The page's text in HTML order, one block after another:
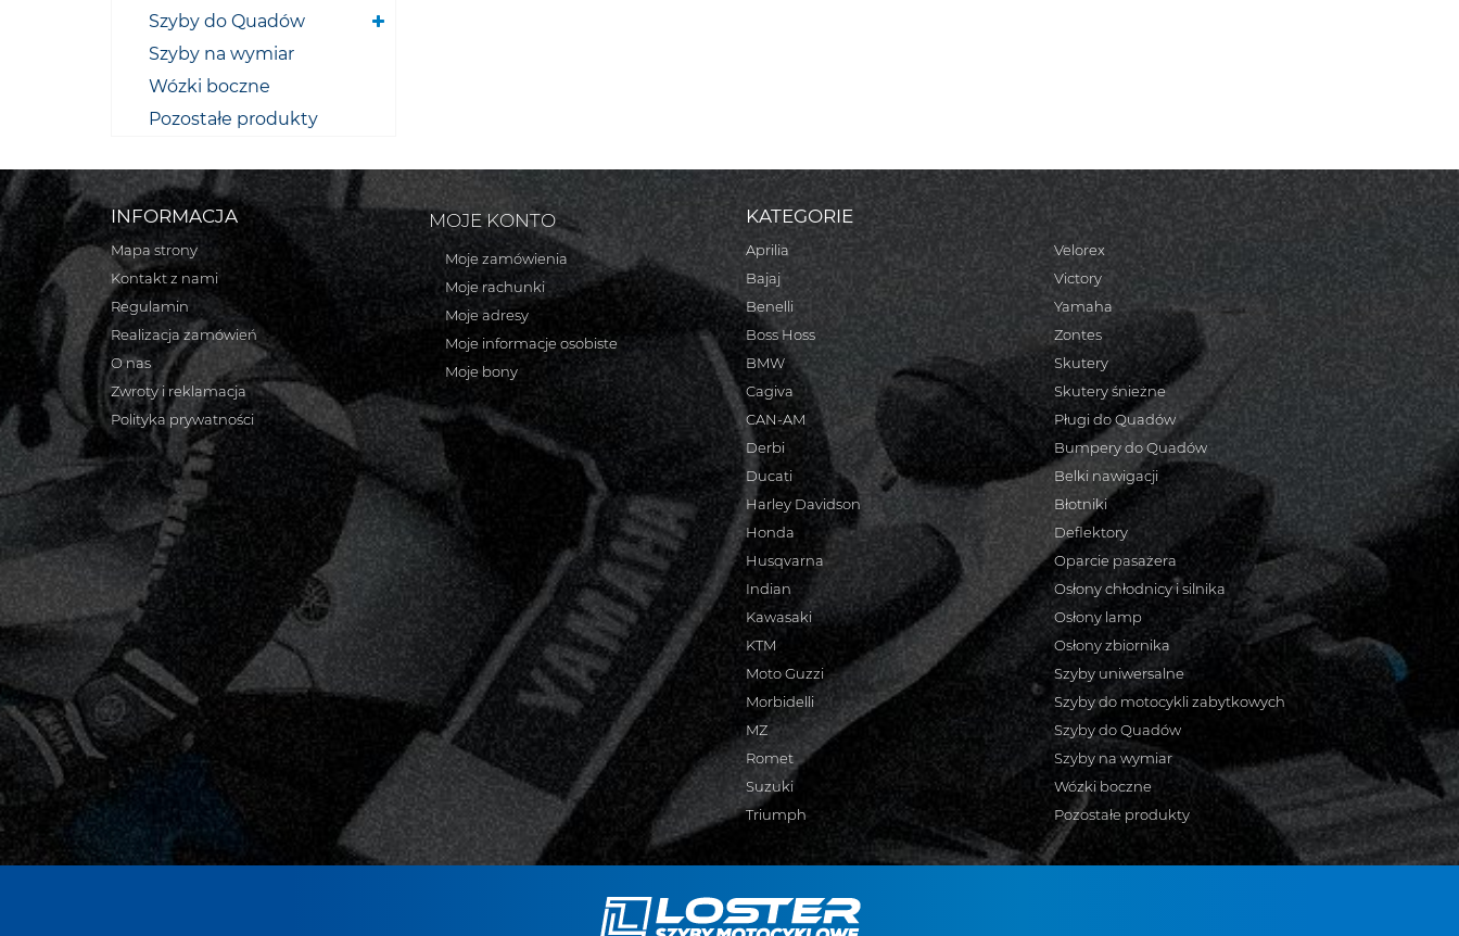
Szyby do Quadów
Szyby na wymiar
Wózki boczne
Pozostałe produkty
INFORMACJA
Mapa strony
Kontakt z nami
Regulamin
Realizacja zamówień
O nas
Zwroty i reklamacja
Polityka prywatności
MOJE KONTO
Moje zamówienia
Moje rachunki
Moje adresy
Moje informacje osobiste
Moje bony
KATEGORIE
Aprilia
Bajaj
Benelli
Boss Hoss
BMW
Cagiva
CAN-AM
Derbi
Ducati
Harley Davidson
Honda
Husqvarna
Indian
Kawasaki
KTM
Moto Guzzi
Morbidelli
MZ
Romet
Suzuki
Triumph
Velorex
Victory
Yamaha
Zontes
Skutery
Skutery śnieżne
Pługi do Quadów
Bumpery do Quadów
Belki nawigacji
Błotniki
Deflektory
Oparcie pasażera
Osłony chłodnicy i silnika
Osłony lamp
Osłony zbiornika
Szyby uniwersalne
Szyby do motocykli zabytkowych
Szyby do Quadów
Szyby na wymiar
Wózki boczne
Pozostałe produkty